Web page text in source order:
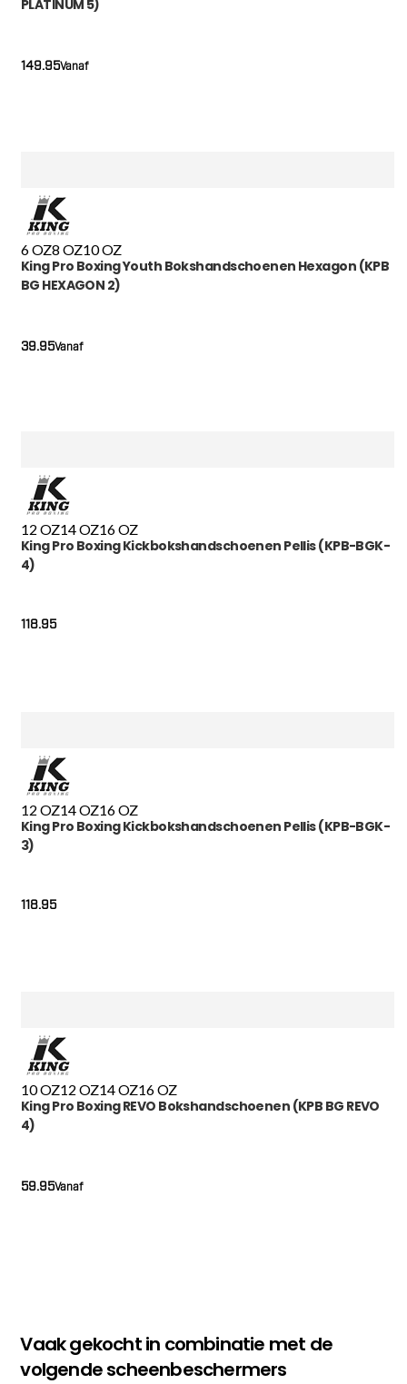
PLATINUM 5)
Vanaf
149.95
6 OZ8 OZ10 OZ
King Pro Boxing Youth Bokshandschoenen Hexagon (KPB
BG HEXAGON 2)
Vanaf
39.95
12 OZ14 OZ16 OZ
King Pro Boxing Kickbokshandschoenen Pellis (KPB-BGK-
4)
118.95
12 OZ14 OZ16 OZ
King Pro Boxing Kickbokshandschoenen Pellis (KPB-BGK-
3)
118.95
10 OZ12 OZ14 OZ16 OZ
King Pro Boxing REVO Bokshandschoenen (KPB BG REVO
4)
Vanaf
59.95
Vaak gekocht in combinatie met de
volgende scheenbeschermers